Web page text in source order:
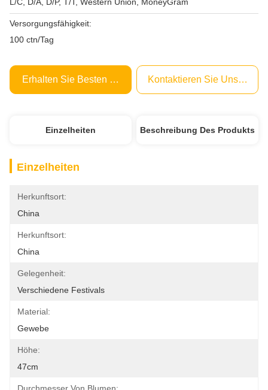
Versorgungsfähigkeit:
100 ctn/Tag
Erhalten Sie Besten Preis Kontaktieren Sie Uns Jetzt
Einzelheiten Beschreibung Des Produkts
Einzelheiten
Herkunftsort:
China
Herkunftsort:
China
Gelegenheit:
Verschiedene Festivals
Material:
Gewebe
Höhe:
47cm